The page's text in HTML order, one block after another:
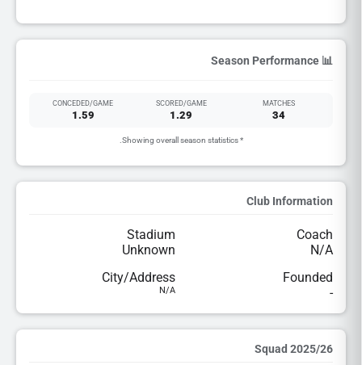
📊 Season Performance
MATCHES
34
SCORED/GAME
1.29
CONCEDED/GAME
1.59
* Showing overall season statistics.
Club Information
Coach
N/A
Stadium
Unknown
Founded
-
City/Address
N/A
2025/26 Squad